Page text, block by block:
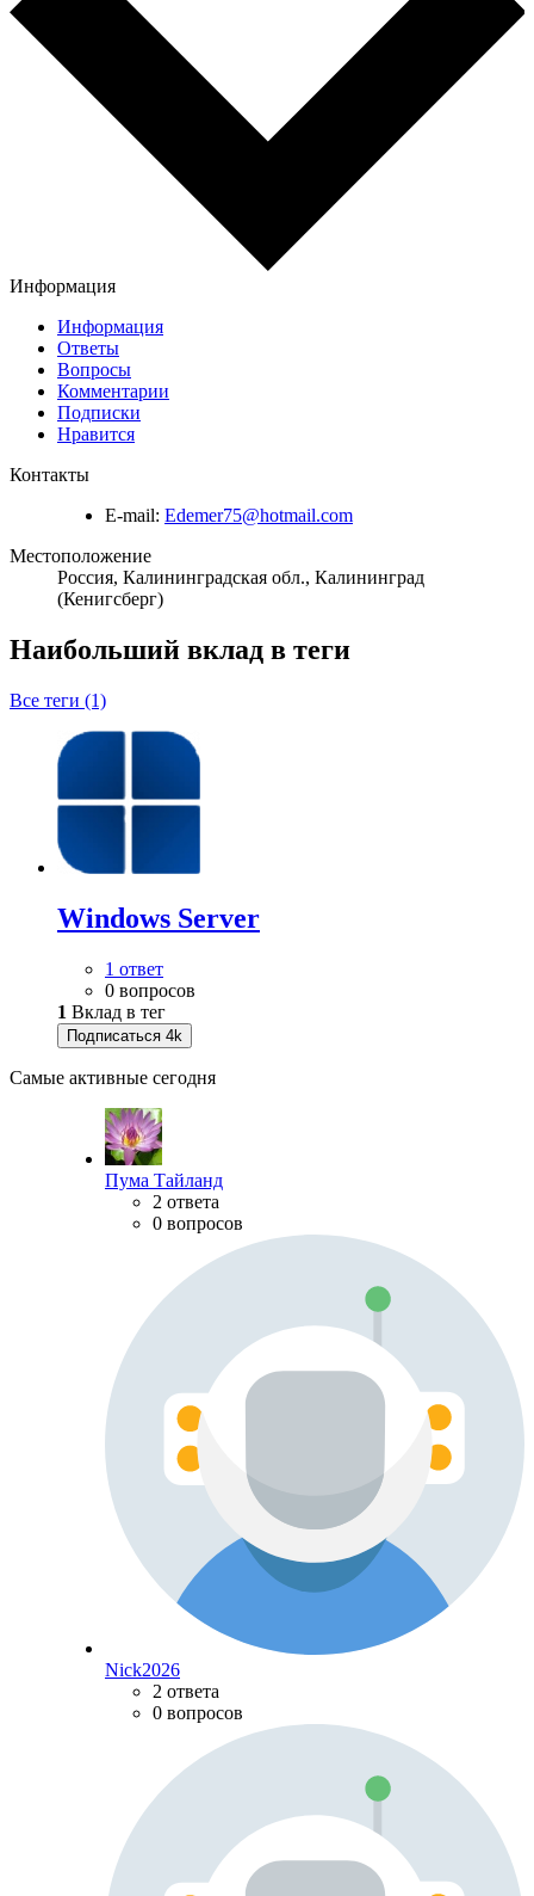
Информация
Информация
Ответы
Вопросы
Комментарии
Подписки
Нравится
Контакты
E-mail: Edemer75@hotmail.com
Местоположение
Россия, Калининградская обл., Калининград
(Кенигсберг)
Наибольший вклад в теги
Все теги (1)
Windows Server
1 ответ
0 вопросов
1 Вклад в тег
Подписаться 4k
Самые активные сегодня
Пума Тайланд
2 ответа
0 вопросов
Nick2026
2 ответа
0 вопросов